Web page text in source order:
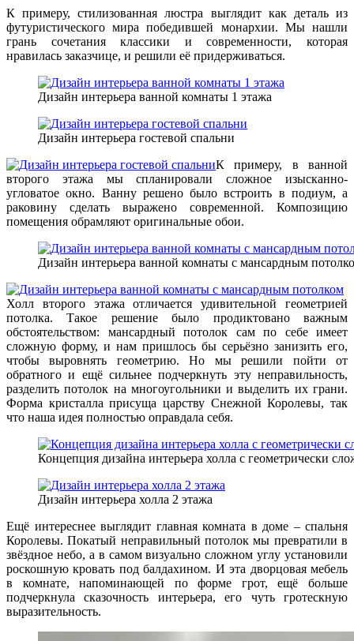
К примеру, стилизованная люстра выглядит как деталь из
футуристического мира победившей монархии. Мы нашли
грань сочетания классики и современности, которая
нравилась заказчице, и решили её придерживаться.
Дизайн интерьера ванной комнаты 1 этажа
Дизайн интерьера гостевой спальни
К примеру, в ванной
второго этажа мы спланировали сложное изысканно-
угловатое окно. Ванну решено было встроить в подиум, а
раковину сделать выражено современной. Композицию
помещения обрамляют оригинальные обои.
Дизайн интерьера ванной комнаты с мансардным
Холл второго этажа отличается удивительной геометрией
потолка. Такое решение было продиктовано важным
обстоятельством: мансардный потолок сам по себе имеет
сложную форму, и нам пришлось бы серьёзно занизить его,
чтобы выровнять геометрию. Но мы решили пойти от
обратного и ещё сильнее подчеркнуть эту неправильность,
разделить потолок на многоугольники и выделить их грани.
Форма кристалла присуща царству Снежной Королевы, так
что наша идея полностью оправдала себя.
Концепция дизайна интерьера холла с геометрически
Дизайн интерьера холла 2 этажа
Ещё интереснее выглядит главная комната в доме – спальня
Королевы. Покатый неправильный потолок мы превратили в
звёздное небо, а в самом визуально сложном углу установили
роскошную кровать под балдахином. И эта дворцовая мебель
в комнате, напоминающей по форме грот, ещё больше
подчеркнула сказочность интерьера, его чуть гротескную
выразительность.